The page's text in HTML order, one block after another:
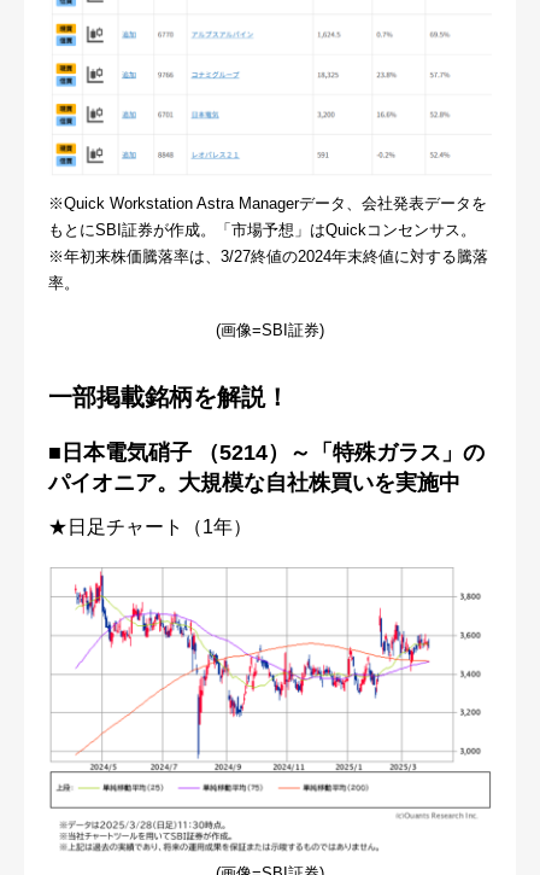
※Quick Workstation Astra Managerデータ、会社発表データを
もとにSBI証券が作成。「市場予想」はQuickコンセンサス。
※年初来株価騰落率は、3/27終値の2024年末終値に対する騰落
率。
(画像=SBI証券)
一部掲載銘柄を解説！
■日本電気硝子 （5214）～「特殊ガラス」の
パイオニア。大規模な自社株買いを実施中
★日足チャート（1年）